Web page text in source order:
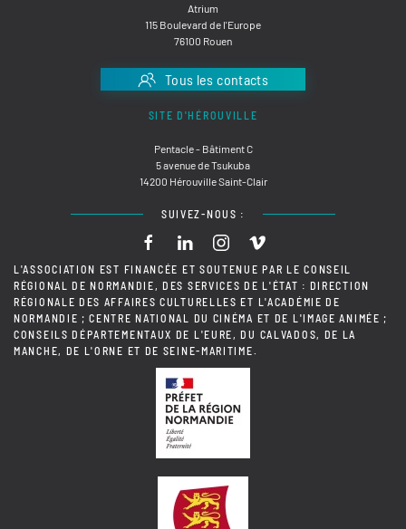
Atrium
115 Boulevard de l'Europe
76100 Rouen
Tous les contacts
SITE D'HÉROUVILLE
Pentacle - Bâtiment C
5 avenue de Tsukuba
14200 Hérouville Saint-Clair
SUIVEZ-NOUS :
L'ASSOCIATION EST FINANCÉE ET SOUTENUE PAR LE CONSEIL
RÉGIONAL DE NORMANDIE, DES SERVICES DE L'ÉTAT : DIRECTION
RÉGIONALE DES AFFAIRES CULTURELLES ET L'ACADÉMIE DE
NORMANDIE ; CENTRE NATIONAL DU CINÉMA ET DE L'IMAGE ANIMÉE ;
CONSEILS DÉPARTEMENTAUX DE L'EURE, DU CALVADOS, DE LA
MANCHE, DE L'ORNE ET DE SEINE-MARITIME.